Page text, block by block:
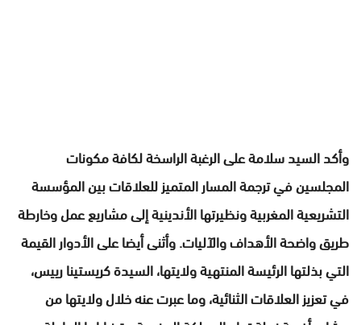
وأكد السيد سلامة على الرغبة الراسخة لكافة مكونات
المجلسين في ترجمة المسار المتميز للعلاقات بين المؤسسة
التشريعية المغربية ونظيرتها الأندينية إلى مشاريع عمل وخارطة
طريق واضحة الأهداف والآليات. وأثنى أيضا على الأدوار القيمة
التي بذلتها الرئيسة المنتهية ولايتها، السيدة كريستينا رييس،
في تعزيز العلاقات الثنائية، وما عبرت عنه خلال ولايتها من